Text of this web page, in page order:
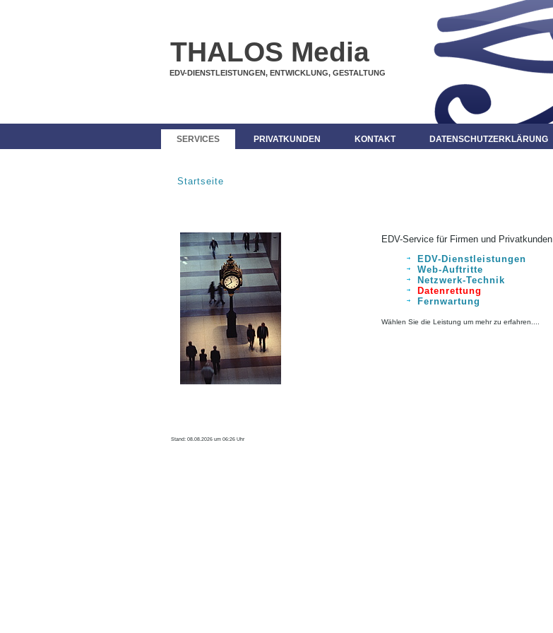
THALOS Media
EDV-DIENSTLEISTUNGEN, ENTWICKLUNG, GESTALTUNG
SERVICES PRIVATKUNDEN KONTAKT DATENSCHUTZERKLÄRUNG
Startseite
EDV-Service für Firmen und Privatkunden
EDV-Dienstleistungen
Web-Auftritte
Netzwerk-Technik
Datenrettung
Fernwartung
Wählen Sie die Leistung um mehr zu erfahren....
Stand: 08.08.2026 um 06:26 Uhr